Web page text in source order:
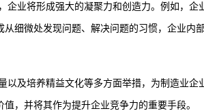
业将形成强大的凝聚力和创造力。例如，企
细微处发现问题、解决问题的习惯，企业内
及培养精益文化等多方面举措，为制造业
，并将其作为提升企业竞争力的重要手段。‍